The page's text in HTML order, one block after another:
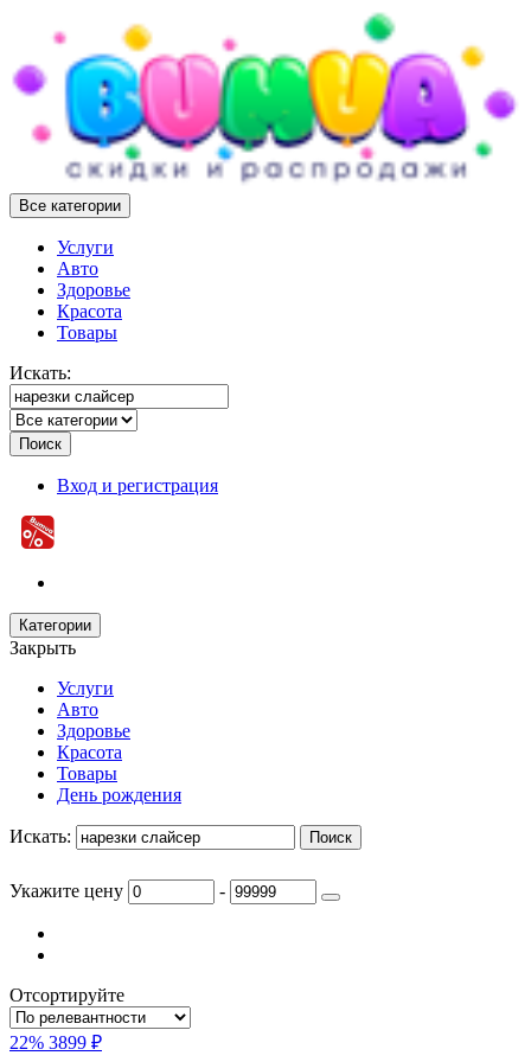
Все категории
Услуги
Авто
Здоровье
Красота
Товары
Искать:
Поиск
Вход и регистрация
Категории
Закрыть
Услуги
Авто
Здоровье
Красота
Товары
День рождения
Искать:
Укажите цену -
Отсортируйте
22% 3899 ₽